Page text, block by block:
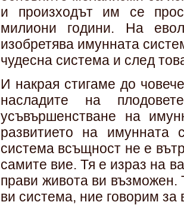
и произходът им се
милиони години. На
изобретява имунната
чудесна система и след
И накрая стигаме до
насладите на
усъвършенстване на
развитието на имунната
система всъщност не е
самите вие. Тя е израз на
прави живота ви възможен.
ви система, ние говорим за